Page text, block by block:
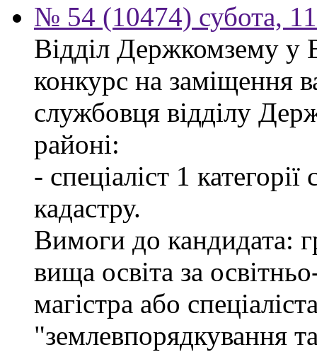
№ 54 (10474) субота,
Відділ Держкомзему у
конкурс на заміщення
службовця відділу
районі:
- спеціаліст 1
кадастру.
Вимоги до кандидата:
вища освіта за
магістра або
"землевпорядкування